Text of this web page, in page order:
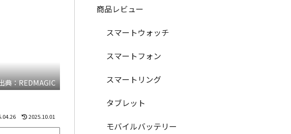
典：REDMAGIC
2025.10.01
商品レビュー
スマートウォッチ
スマートフォン
スマートリング
タブレット
モバイルバッテリー